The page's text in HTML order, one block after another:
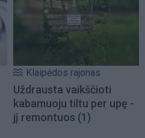
Klaipėdos rajonas
Uždrausta vaikščioti
kabamuoju tiltu per upę -
jį remontuos (1)